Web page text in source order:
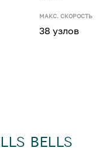
МАКС. СКОРОСТЬ
38 узлов
BELLS